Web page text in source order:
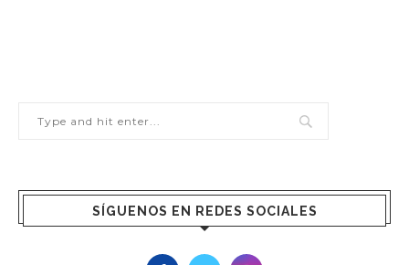
SÍGUENOS EN REDES SOCIALES